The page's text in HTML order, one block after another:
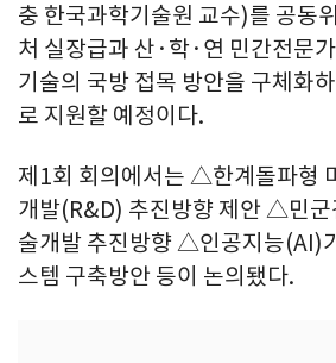
충 한국과학기술원 교수)를 공동
처 실장급과 산·학·연 민간전문
기술의 국방 접목 방안을 구체화
로 지원할 예정이다.
제1회 회의에서는 △한계돌파형
개발(R&D) 추진방향 제안 △민군
술개발 추진방향 △인공지능(AI)
스템 구축방안 등이 논의됐다.